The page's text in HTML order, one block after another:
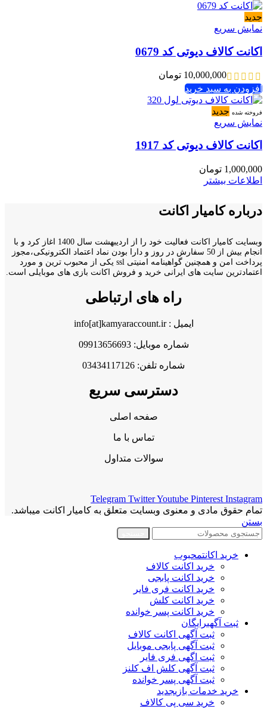
جدید
نمایش سریع
اکانت کالاف دیوتی کد 0679
10,000,000 تومان
افزودن به سبد خرید
فروخته شده جدید
نمایش سریع
اکانت کالاف دیوتی کد 1917
1,000,000 تومان
اطلاعات بیشتر
درباره کامیار اکانت
وبسایت کامیار اکانت فعالیت خود را از اردیبهشت سال 1400 اغاز کرد و با
انجام بیش از 50 سفارش در روز و دارا بودن نماد اعتماد الکترونیکی،مجوز
پرداخت امن و همچنین گواهینامه امنیتی ssl یکی از محبوب ترین و مورد
اعتمادترین سایت های ایرانی خرید و فروش اکانت بازی های موبایلی است.
راه های ارتباطی
ایمیل : info[at]kamyaraccount.ir
شماره موبایل: 09913656693
شماره تلفن: 03434117126
دسترسی سریع
صفحه اصلی
تماس با ما
سوالات متداول
Telegram TwitterYoutube Pinterest Instagram
تمام حقوق مادی و معنوی وبسایت متعلق به کامیار اکانت میباشد.
بستن
خرید اکانتمحبوب
خرید اکانت کالاف
خرید اکانت پابجی
خرید اکانت فری فایر
خرید اکانت کلش
خرید اکانت پسر خوانده
ثبت آگهیرایگان
ثبت آگهی اکانت کالاف
ثبت آگهی پابجی موبایل
ثبت اگهی فری فایر
ثبت آگهی کلش اف کلنز
ثبت آگهی پسر خوانده
خرید خدمات بازیجدید
خرید سی پی کالاف